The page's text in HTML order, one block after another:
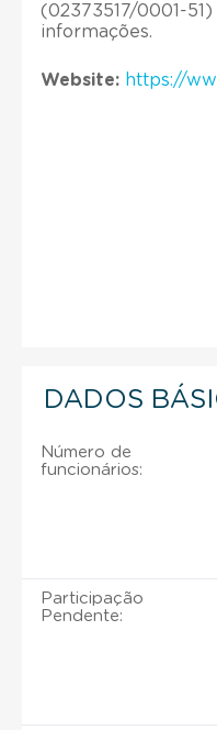
(02373517/0001-
informações.
Website: https://
DADOS
Número de
funcionários:
Participação
Pendente: